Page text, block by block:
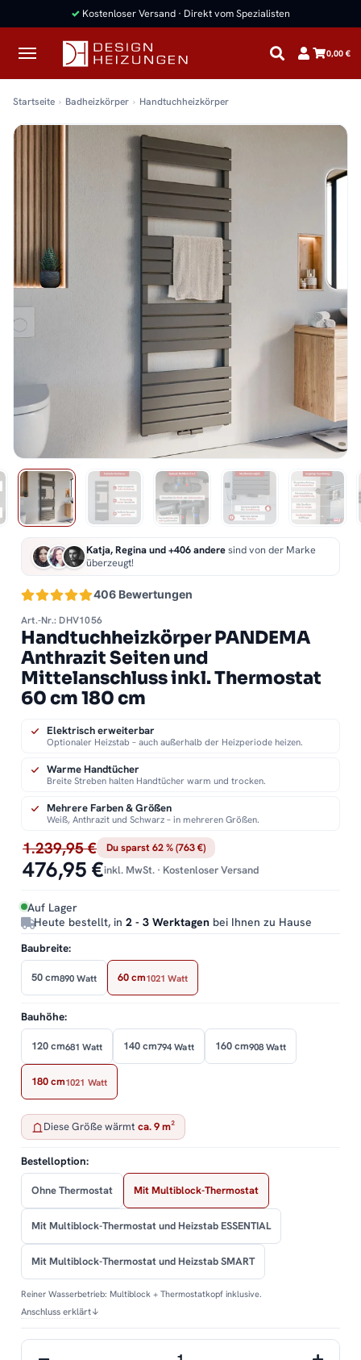
✓ Kostenloser Versand · Direkt vom Spezialisten
0,00 €
Startseite Badheizkörper Handtuchheizkörper
406 Bewertungen
Katja, Regina und +406 anderesind von der Marke
überzeugt!
Art.-Nr.: DHV1056
Handtuchheizkörper PANDEMA
Anthrazit Seiten und
Mittelanschluss inkl. Thermostat
60 cm 180 cm
1.239,95 € Du sparst 62 % (763 €)
476,95 €inkl. MwSt. · Kostenloser Versand
Auf Lager
Heute bestellt, in 2 - 3 Werktagen bei Ihnen zu Hause
Elektrisch erweiterbar
Optionaler Heizstab – auch außerhalb der Heizperiode heizen.
Warme Handtücher
Breite Streben halten Handtücher warm und trocken.
Mehrere Farben & Größen
Weiß, Anthrazit und Schwarz – in mehreren Größen.
Baubreite:
50 cm890 Watt 60 cm1021 Watt
Bauhöhe:
120 cm681 Watt 140 cm794 Watt 160 cm908 Watt
180 cm1021 Watt
Diese Größe wärmt ca. 9 m²
Bestelloption:
Ohne Thermostat Mit Multiblock-Thermostat
Mit Multiblock-Thermostat und Heizstab ESSENTIAL
Mit Multiblock-Thermostat und Heizstab SMART
Reiner Wasserbetrieb: Multiblock + Thermostatkopf inklusive.
Anschluss erklärt↓